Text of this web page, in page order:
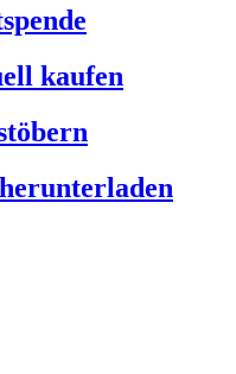
kaufen